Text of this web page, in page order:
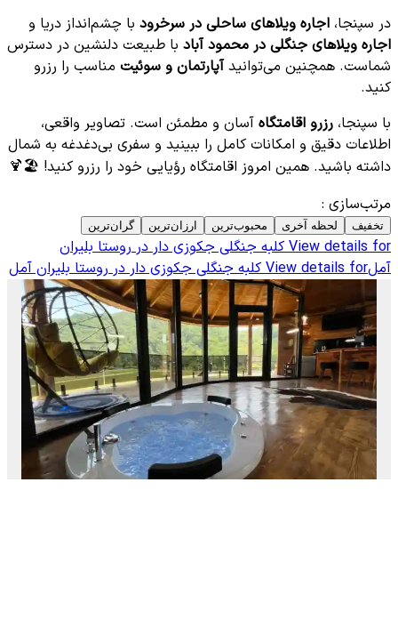
در سپنجا، اجاره ویلاهای ساحلی در سرخرود با چشم‌انداز دریا و
اجاره ویلاهای جنگلی در محمود آباد با طبیعت دلنشین در دسترس
شماست. همچنین می‌توانیدآپارتمان و سوئیت مناسب را رزرو
کنید.
با سپنجا، رزرو اقامتگاه آسان و مطمئن است. تصاویر واقعی،
اطلاعات دقیق و امکانات کامل را ببینید و سفری بی‌دغدغه به شمال
داشته باشید. همین امروز اقامتگاه رؤیایی خود را رزرو کنید! 🏖️🍹
مرتب‌سازی :
تخفیف لحظه آخری محبوب‌ترین ارزان‌ترین گران‌ترین
View details for کلبه جنگلی جکوزی دار در روستا بلیران
آملView details for کلبه جنگلی جکوزی دار در روستا بلیران آمل